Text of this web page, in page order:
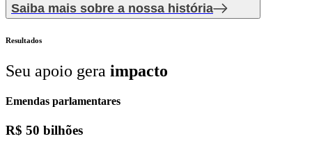
Saiba mais sobre a nossa história
Resultados
Seu apoio gera impacto
Emendas parlamentares
R$ 50 bilhões